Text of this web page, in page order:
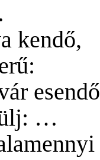
kendő,
esendő
…